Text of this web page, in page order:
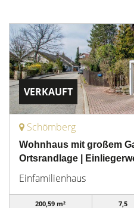
VERKAUFT
Schömberg
Wohnhaus mit großem
Ortsrandlage |
Einfamilienhaus
200,59 m²
7,5